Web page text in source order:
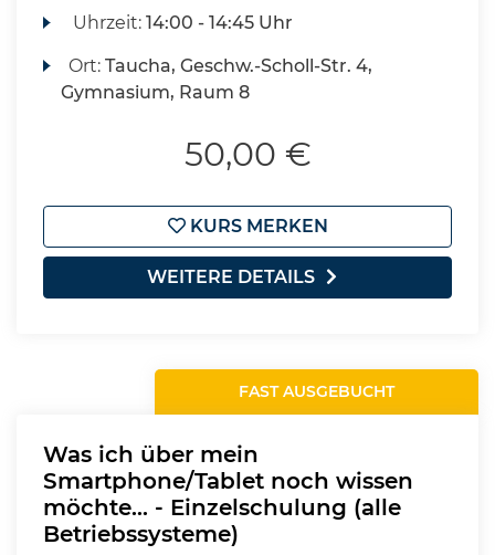
Uhrzeit:14:00 - 14:45 Uhr
Ort:Taucha, Geschw.-Scholl-Str. 4,
Gymnasium, Raum 8
50,00 €
KURS MERKEN
WEITERE DETAILS
FAST AUSGEBUCHT
Was ich über mein
Smartphone/Tablet noch wissen
möchte... - Einzelschulung (alle
Betriebssysteme)